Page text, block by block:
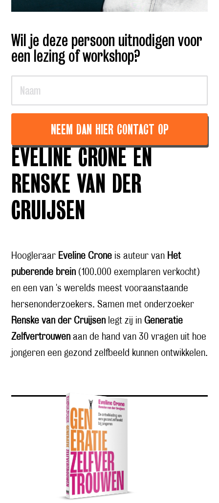
Wil je deze persoon uitnodigen voor
een lezing of workshop?
NEEM DAN HIER CONTACT OP
EVELINE CRONE EN
RENSKE VAN DER
CRUIJSEN
Hoogleraar Eveline Crone is auteur van Het
puberende brein (100.000 exemplaren verkocht)
en een van 's werelds meest vooraanstaande
hersenonderzoekers. Samen met onderzoeker
Renske van der Cruijsen legt zij in Generatie
Zelfvertrouwen aan de hand van 30 vragen uit hoe
jongeren een gezond zelfbeeld kunnen ontwikkelen.